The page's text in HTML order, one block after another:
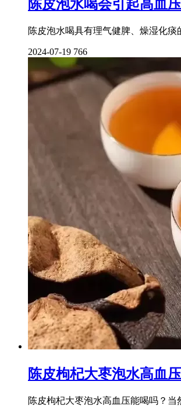
陈皮泡水喝会引起高血
陈皮泡水喝具有理气健脾、燥湿化
2024-07-19 766
陈皮枸杞大枣泡水高血
陈皮枸杞大枣泡水高血压能喝吗？